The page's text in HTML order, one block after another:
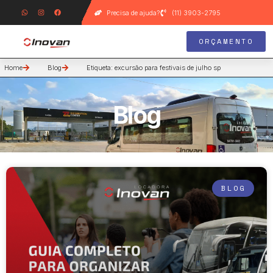
Precisa de ajuda? (11) 3903-2795
ORÇAMENTO
Home Blog Etiqueta: excursão para festivais de julho sp
Blog
BLOG